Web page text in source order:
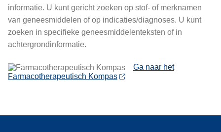
informatie. U kunt gericht zoeken op stof- of merknamen
van geneesmiddelen of op indicaties/diagnoses. U kunt
zoeken in specifieke geneesmiddelenteksten of in
achtergrondinformatie.
Ga naar het
Farmacotherapeutisch Kompas